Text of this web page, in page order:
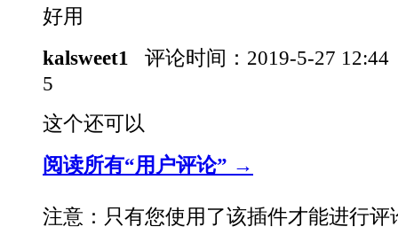
好用
kalsweet1
评论时间： 2019-5-27
5
这个还可以
阅读所有“用户评论” →
注意：只有您使用了该插件才能进行评